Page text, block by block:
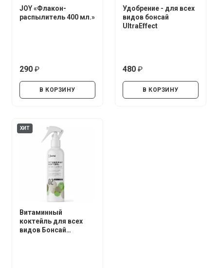
JOY «Флакон-
распылитель 400 мл.»
290
В КОРЗИНУ
Удобрение - для всех
видов бонсай
UltraEffect
480
В КОРЗИНУ
ХИТ
Витаминный
коктейль для всех
видов Бонсай